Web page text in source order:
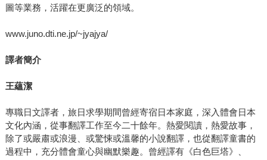
圖等業務，活躍在更廣泛的領域。
www.juno.dti.ne.jp/~jyajya/
譯者簡介
王蘊潔
專職日文譯者，旅日求學期間曾經寄宿日本家庭，深入體會日本
文化內涵，從事翻譯工作至今二十餘年。熱愛閱讀，熱愛故事，
除了或嚴肅或浪漫、或驚悚或溫馨的小說翻譯，也從翻譯童書的
過程中，充分體會童心與幽默樂趣。曾經譯有《白色巨塔》、